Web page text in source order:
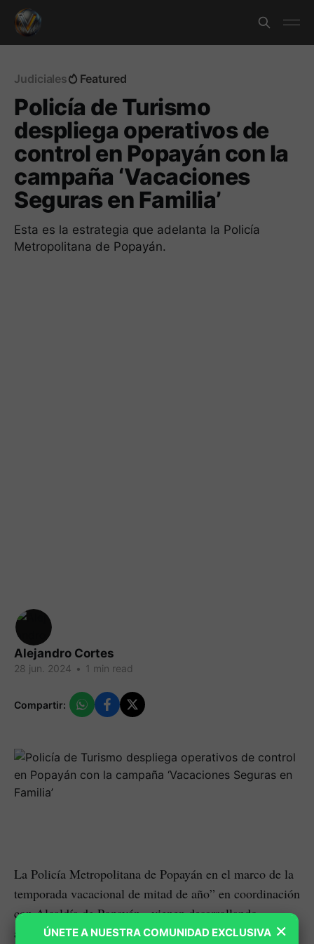
Judiciales Featured
Policía de Turismo
despliega operativos de
control en Popayán con la
campaña ‘Vacaciones
Seguras en Familia’
Esta es la estrategia que adelanta la Policía
Metropolitana de Popayán.
Alejandro Cortes
28 jun. 2024 • 1 min read
Compartir:
La Policía Metropolitana de Popayán en el marco de la
temporada vacacional de mitad de año” en coordinación
con Alcaldía de Popayán, vienen desarrollando
actividades de prevención, vigilancia y control en
×
ÚNETE A NUESTRA COMUNIDAD EXCLUSIVA